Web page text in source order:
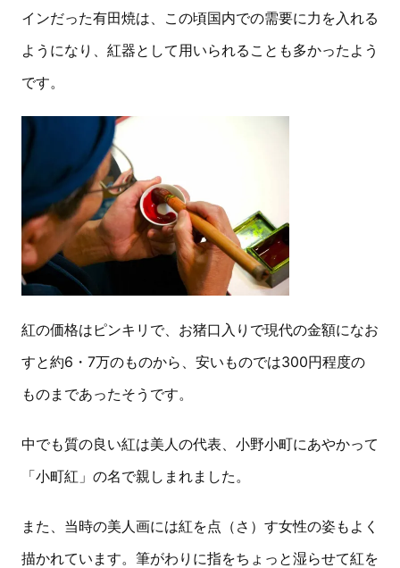
インだった有田焼は、この頃国内での需要に力を入れる
ようになり、紅器として用いられることも多かったよう
です。
紅の価格はピンキリで、お猪口入りで現代の金額になお
すと約6・7万のものから、安いものでは300円程度の
ものまであったそうです。
中でも質の良い紅は美人の代表、小野小町にあやかって
「小町紅」の名で親しまれました。
また、当時の美人画には紅を点（さ）す女性の姿もよく
描かれています。筆がわりに指をちょっと湿らせて紅を